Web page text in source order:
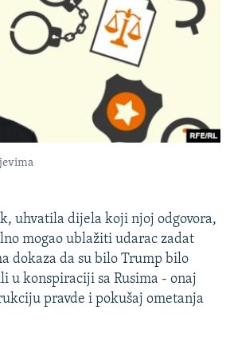
uhvatila dijela koji njoj odgovora,
mogao ublažiti udarac zadat
dokaza da su bilo Trump bilo
u konspiraciji sa Rusima - onaj
pravde i pokušaj ometanja